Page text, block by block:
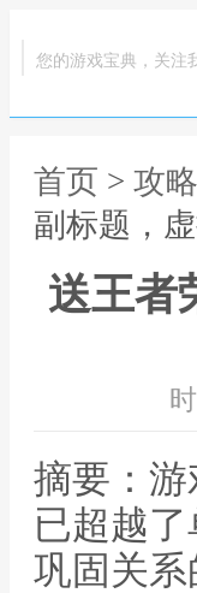
您的游戏宝典，关注
首页 > 攻
副标题，
送王者
摘要：
已超越
巩固关